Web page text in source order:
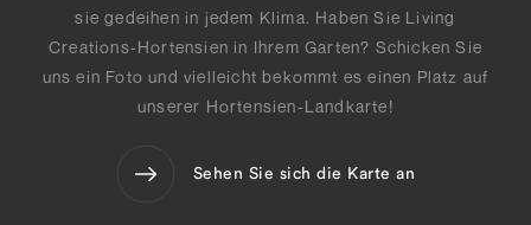
sie gedeihen in jedem Klima. Haben Sie Living
Creations-Hortensien in Ihrem Garten? Schicken Sie
uns ein Foto und vielleicht bekommt es einen Platz auf
unserer Hortensien-Landkarte!
Sehen Sie sich die Karte an